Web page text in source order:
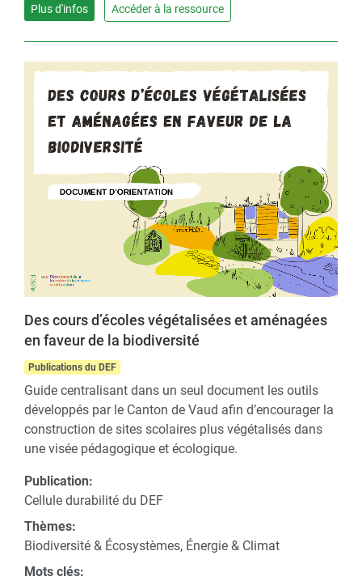
Plus d'infos Accéder à la ressource
Des cours d’écoles végétalisées et aménagées
en faveur de la biodiversité
Publications du DEF
Guide centralisant dans un seul document les outils
développés par le Canton de Vaud afin d’encourager la
construction de sites scolaires plus végétalisés dans
une visée pédagogique et écologique.
Publication:
Cellule durabilité du DEF
Thèmes:
Biodiversité & Écosystèmes, Énergie & Climat
Mots clés: